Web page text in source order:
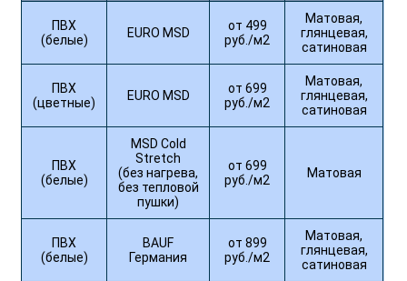
ПВХ
(белые)
EURO MSD
от 499
руб./м2
Матовая,
глянцевая,
сатиновая
ПВХ
(цветные)
EURO MSD
от 699
руб./м2
Матовая,
глянцевая,
сатиновая
ПВХ
(белые)
MSD Cold
Stretch
(без нагрева,
без тепловой
пушки)
от 699
руб./м2
Матовая
ПВХ
(белые)
BAUF
Германия
от 899
руб./м2
Матовая,
глянцевая,
сатиновая